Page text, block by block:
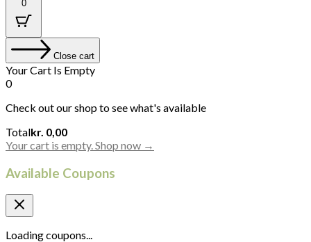
0
Close cart
Your Cart Is Empty
0
Check out our shop to see what's available
Cart
Total:
Totalkr. 0,00
Your cart is empty. Shop now →
Available Coupons
Loading coupons...